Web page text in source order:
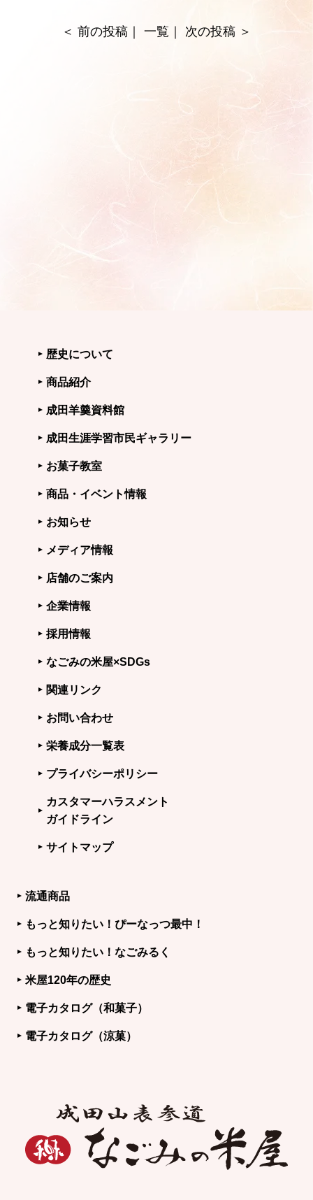
＜ 前の投稿 ｜ 一覧 ｜ 次の投稿 ＞
歴史について
商品紹介
成田羊羹資料館
成田生涯学習市民ギャラリー
お菓子教室
商品・イベント情報
お知らせ
メディア情報
店舗のご案内
企業情報
採用情報
なごみの米屋×SDGs
関連リンク
お問い合わせ
栄養成分一覧表
プライバシーポリシー
カスタマーハラスメント
ガイドライン
サイトマップ
流通商品
もっと知りたい！ぴーなっつ最中！
もっと知りたい！なごみるく
米屋120年の歴史
電子カタログ（和菓子）
電子カタログ（涼菓）